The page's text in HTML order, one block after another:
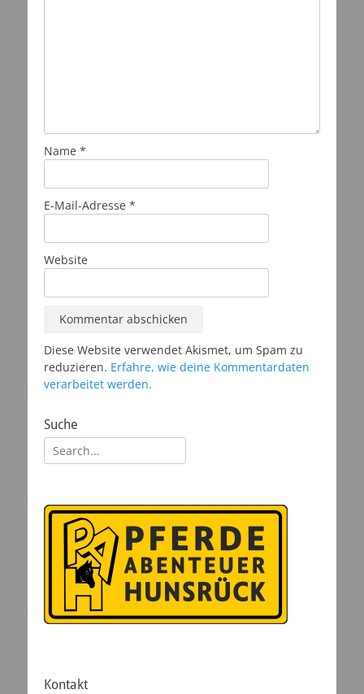
Name *
E-Mail-Adresse *
Website
Diese Website verwendet Akismet, um Spam zu
reduzieren. Erfahre, wie deine Kommentardaten
verarbeitet werden.
Suche
Suchen
nach:
Kontakt